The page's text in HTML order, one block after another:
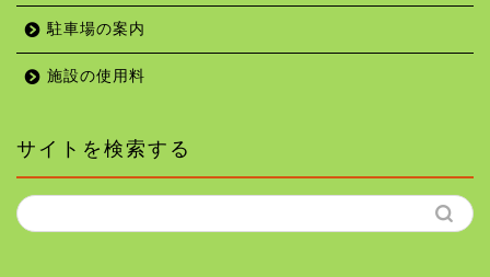
駐車場の案内
施設の使用料
サイトを検索する